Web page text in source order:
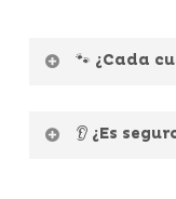
🐾 ¿Cada
👂 ¿Es